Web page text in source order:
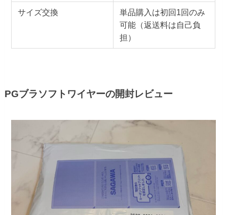
サイズ交換
単品購入は初回1回のみ
可能（返送料は自己負
担）
PGブラソフトワイヤーの開封レビュー